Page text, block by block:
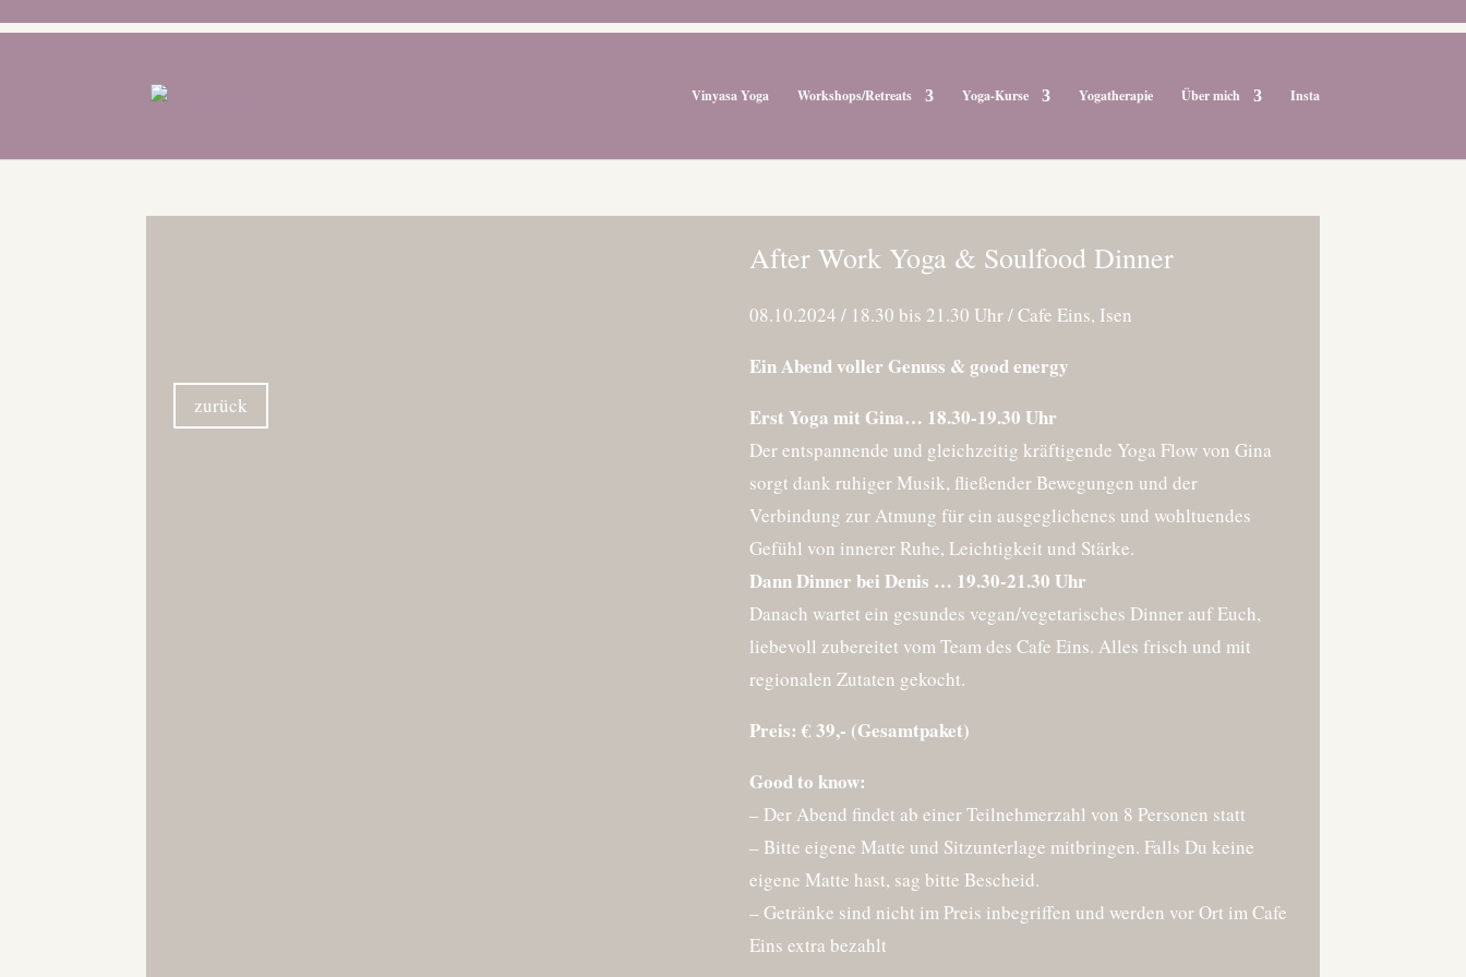
Vinyasa Yoga Workshops/Retreats Yoga-Kurse Yogatherapie Über mich Insta
zurück
After Work Yoga & Soulfood Dinner
08.10.2024 / 18.30 bis 21.30 Uhr / Cafe Eins, Isen
Ein Abend voller Genuss & good energy
Erst Yoga mit Gina… 18.30-19.30 Uhr
Der entspannende und gleichzeitig kräftigende Yoga Flow von Gina
sorgt dank ruhiger Musik, fließender Bewegungen und der
Verbindung zur Atmung für ein ausgeglichenes und wohltuendes
Gefühl von innerer Ruhe, Leichtigkeit und Stärke.
Dann Dinner bei Denis … 19.30-21.30 Uhr
Danach wartet ein gesundes vegan/vegetarisches Dinner auf Euch,
liebevoll zubereitet vom Team des Cafe Eins. Alles frisch und mit
regionalen Zutaten gekocht.
Preis: € 39,- (Gesamtpaket)
Good to know:
– Der Abend findet ab einer Teilnehmerzahl von 8 Personen statt
– Bitte eigene Matte und Sitzunterlage mitbringen. Falls Du keine
eigene Matte hast, sag bitte Bescheid.
– Getränke sind nicht im Preis inbegriffen und werden vor Ort im Cafe
Eins extra bezahlt